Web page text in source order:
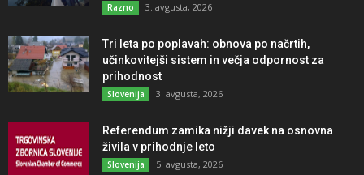
Razno 3. avgusta, 2026
Tri leta po poplavah: obnova po načrtih,
učinkovitejši sistem in večja odpornost za
prihodnost
Slovenija 3. avgusta, 2026
Referendum zamika nižji davek na osnovna
živila v prihodnje leto
Slovenija 5. avgusta, 2026